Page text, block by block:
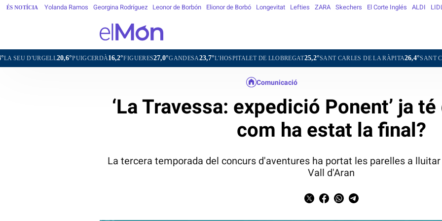
ÉS NOTÍCIA Yolanda Ramos Georgina Rodríguez Leonor de Borbón Elionor de Borbó Longevitat Lefties ZARA Skechers El Corte Inglés ALDI
20,6°PUIGCERDÀ16,2°FIGUERES27,0°GANDESA23,7°L'HOSPITALET DE LLOBREGAT25,2°SANT CARLES DE LA RÀPITA26,4°SANT CUGAT DEL
Comunicació
‘La Travessa: expedició Ponent’ ja
com ha estat la final?
La tercera temporada del concurs d'aventures ha portat les parelles a
Vall d'Aran